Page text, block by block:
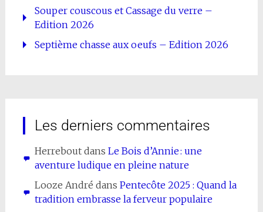
Souper couscous et Cassage du verre –
Edition 2026
Septième chasse aux oeufs – Edition 2026
Les derniers commentaires
Herreboutdans Le Bois d’Annie : une
aventure ludique en pleine nature
Looze André dans Pentecôte 2025 : Quand la
tradition embrasse la ferveur populaire